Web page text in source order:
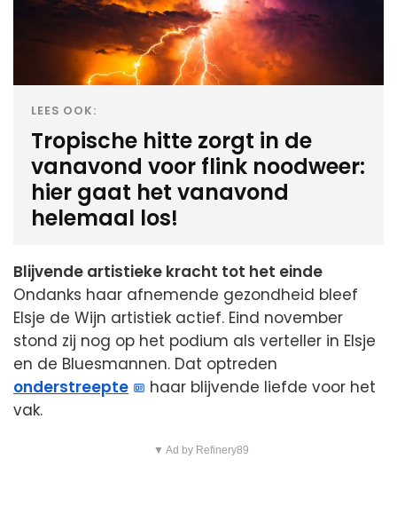
LEES OOK:
Tropische hitte zorgt in de
vanavond voor flink noodweer:
hier gaat het vanavond
helemaal los!
Blijvende artistieke kracht tot het einde
Ondanks haar afnemende gezondheid bleef
Elsje de Wijn artistiek actief. Eind november
stond zij nog op het podium als verteller in Elsje
en de Bluesmannen. Dat optreden
onderstreepte
haar blijvende liefde voor het
vak.
▼ Ad by Refinery89